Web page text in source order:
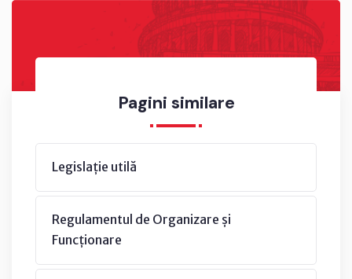
Pagini similare
Legislație utilă
Regulamentul de Organizare și
Funcționare